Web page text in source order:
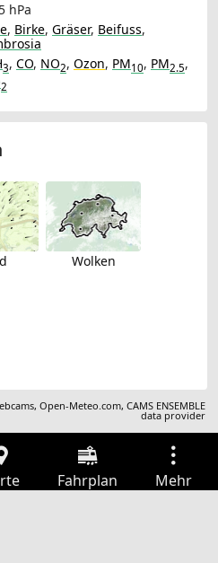
hPa
, Birke, Gräser, Beifuss,
3, CO, NO2, Ozon, PM10, PM2.5,
2
Wolken
,Open-Meteo.com,CAMS ENSEMBLE
data provider
Fahrplan Mehr